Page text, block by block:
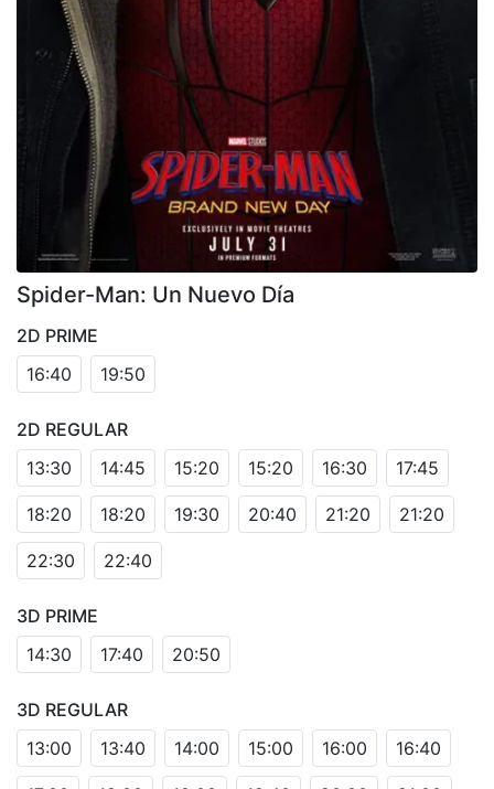
Spider-Man: Un Nuevo Día
2D PRIME
16:40
19:50
2D REGULAR
13:30
14:45 15:20 15:20 16:30 17:45
18:20 18:20 19:30 20:40 21:20 21:20
22:30 22:40
3D PRIME
14:30
17:40 20:50
3D REGULAR
13:00
13:40 14:00 15:00 16:00 16:40